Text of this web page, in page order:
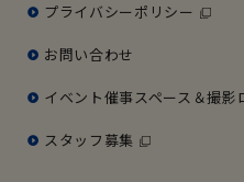
プライバシーポリシー
お問い合わせ
イベント催事スペース＆撮影
スタッフ募集